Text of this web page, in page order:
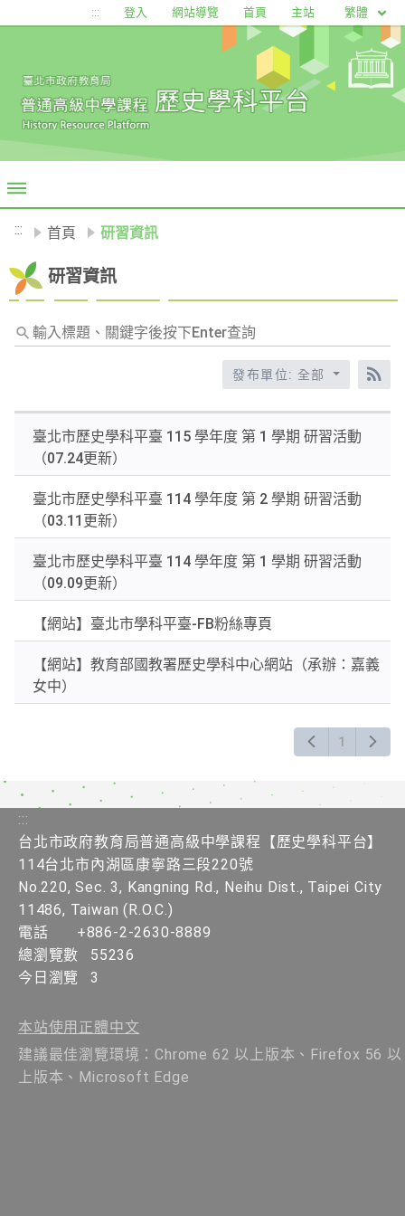
移至網頁之主要內容區位置
::: 登入 網站導覽 首頁 主站 繁體
::: 首頁 研習資訊
研習資訊
輸
入
關
後
Enter
發布單位: 全部
臺北市歷史學科平臺 115 學年度 第 1 學期 研習活動
（07.24更新）
臺北市歷史學科平臺 114 學年度 第 2 學期 研習活動
（03.11更新）
臺北市歷史學科平臺 114 學年度 第 1 學期 研習活動
（09.09更新）
【網站】臺北市學科平臺-FB粉絲專頁
【網站】教育部國教署歷史學科中心網站（承辦：嘉義
女中）
1
:::
台北市政府教育局普通高級中學課程【歷史學科平台】
114台北市內湖區康寧路三段220號
No.220, Sec. 3, Kangning Rd., Neihu Dist., Taipei City
11486, Taiwan (R.O.C.)
電話
+886-2-2630-8889
總瀏覽數
55236
今日瀏覽
3
本站使用正體中文
建議最佳瀏覽環境：Chrome 62 以上版本、Firefox 56 以
上版本、Microsoft Edge